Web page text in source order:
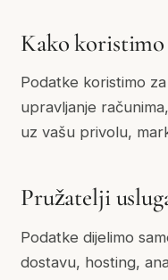
Kako koristimo
Podatke koristimo
upravljanje
uz vašu privolu,
Pružatelji
Podatke dijelimo
dostavu, hosting,